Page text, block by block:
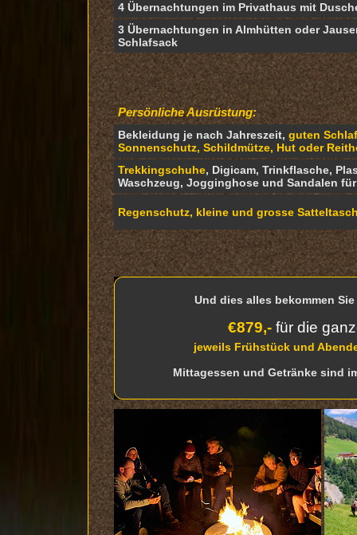
4 Übernachtungen im Privathaus mit
3 Übernachtungen in Almhütten oder
Schlafsack
Persönliche Ausrüstung:
Bekleidung je nach Jahreszeit, guten
Sonnenschutz, Schildmütze, Hut oder
Trekkingschuhe, Digicam, Trinkflasche,
Waschzeug, Jogginghose und Sandalen
Regenschutz, kleine und grosse
Und dies alles bekommen
€879,- für die
jeweils Frühstück und
Mittagessen und Getränke sind